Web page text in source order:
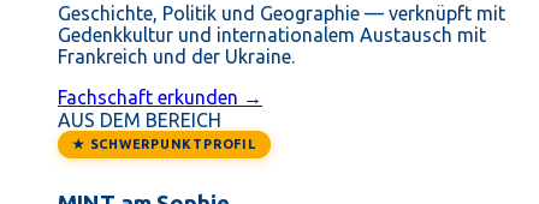
Geschichte, Politik und Geographie — verknüpft mit
Gedenkkultur und internationalem Austausch mit
Frankreich und der Ukraine.
Fachschaft erkunden →
AUS DEM BEREICH
★ SCHWERPUNKTPROFIL